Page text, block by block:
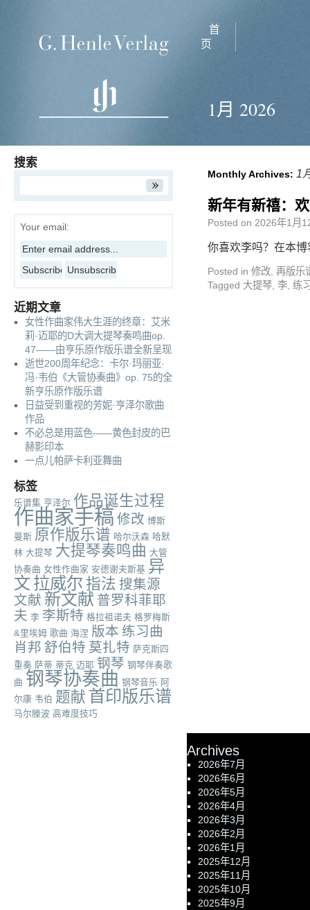
首
页
1月 2026
Monthly Archives: 1
新年有新禧：
Posted on 2026年1月
你喜欢李吗？在本
Posted in 修改 再版乐
Tagged 大提琴 李 练
搜索
Your email:
近期文章
女性作曲家伟大生涯的终章：艾米
莉·迈耶的D大调大提琴奏鸣曲op.
47——由亨乐原作版乐谱全新呈现
逝世200周年纪念：卡尔·玛丽亚·
冯·韦伯《大管协奏曲》op. 75的全
新亨乐原作版乐谱
日益受到重视的芳妮·亨泽尔歌曲
作品
不必总是用蓝色——黄色封皮的巴
赫影印本
一点儿帕萨卡利亚舞曲
标签
乐谱集 亨泽尔 作品诞生过程
作曲家手稿 修改 博斯
曼斯 原作版乐谱 哈尔沃森 哈默
林 大提琴 大提琴奏鸣曲 大管
协奏曲 女性作曲家 安德谢夫斯基 异
文 拉威尔 指法 搜集源
文献 新文献 普罗科菲耶
夫 李 李斯特 格拉祖诺夫 格罗梅斯
&里埃姆 歌曲 海涅 版本 练习曲
肖邦 舒伯特 莫扎特 萨克斯四
重奏 萨蒂 蒂克 迈耶 钢琴 钢琴伴奏歌
曲 钢琴协奏曲 钢琴音乐 阿
尔康 韦伯 题献 首印版乐谱
马尔滕波 高难度技巧
Archives
2026年7月
2026年6月
2026年5月
2026年4月
2026年3月
2026年2月
2026年1月
2025年12月
2025年11月
2025年10月
2025年9月